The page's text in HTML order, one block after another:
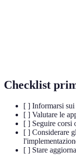
Checklist
[ ] Informarsi
[ ] Valutare le
[ ] Seguire corsi
[ ] Considerare
[ ] Stare